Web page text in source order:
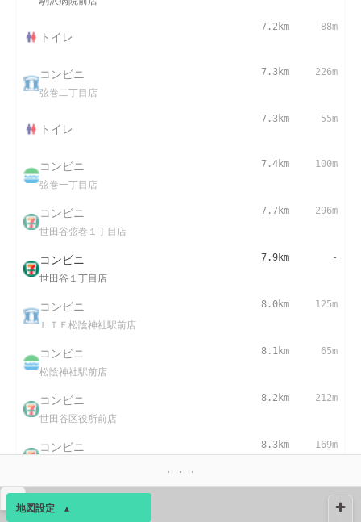
トイレ
7.2km 88m
コンビニ
弦巻二丁目店
7.3km 226m
トイレ
7.3km 55m
コンビニ
弦巻一丁目店
7.4km 100m
コンビニ
世田谷弦巻１丁目店
7.7km 296m
コンビニ
世田谷１丁目店
7.9km -
コンビニ
ＬＴＦ松陰神社駅前店
8.0km 125m
コンビニ
松陰神社駅前店
8.1km 65m
コンビニ
世田谷区役所前店
8.2km 212m
コンビニ 8.3km 169m
コンビニ
世田谷駅北店
地図設定 ▴